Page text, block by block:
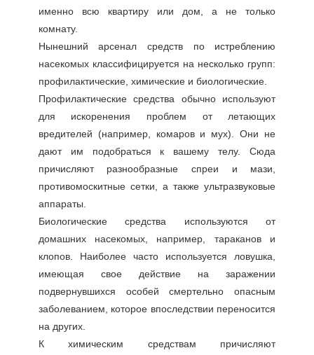
именно всю квартиру или дом, а не только
комнату.
Нынешний арсенал средств по истреблению
насекомых классифицируется на несколько групп:
профилактические, химические и биологические.
Профилактические средства обычно используют
для искоренения проблем от летающих
вредителей (например, комаров и мух). Они не
дают им подобраться к вашему телу. Сюда
причисляют разнообразные спреи и мази,
противомоскитные сетки, а также ультразвуковые
аппараты.
Биологические средства используются от
домашних насекомых, например, тараканов и
клопов. Наиболее часто используется ловушка,
имеющая свое действие на заражении
подвернувшихся особей смертельно опасным
заболеванием, которое впоследствии переносится
на других.
К химическим средствам причисляют